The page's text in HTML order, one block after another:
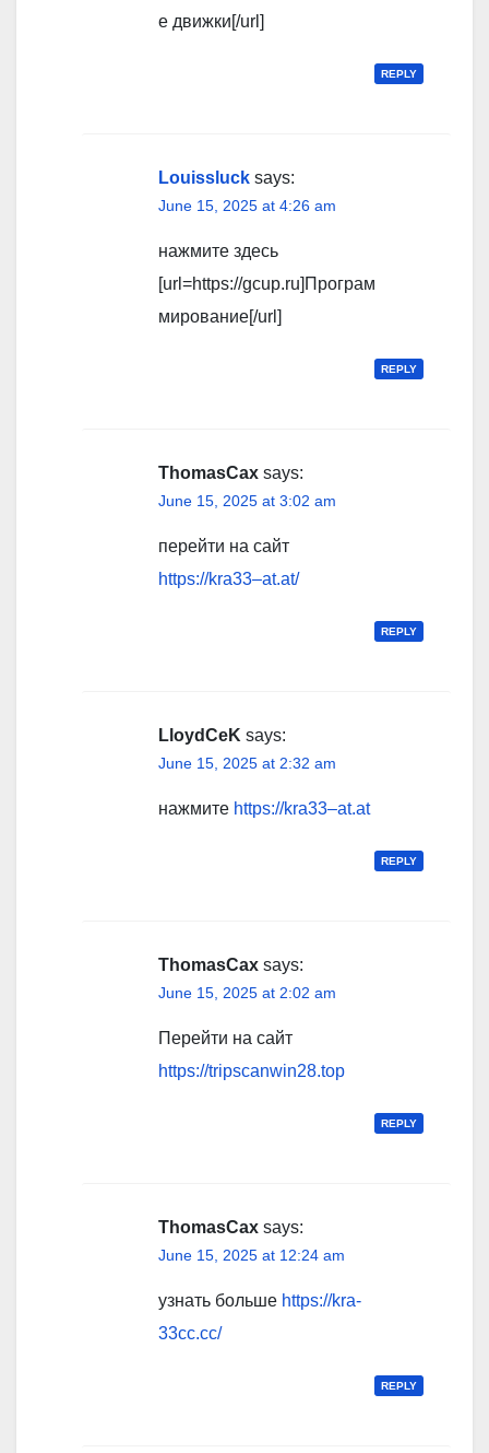
е движки[/url]
REPLY
Louissluck says:
June 15, 2025 at 4:26 am
нажмите здесь
[url=https://gcup.ru]Програм
мирование[/url]
REPLY
ThomasCax says:
June 15, 2025 at 3:02 am
перейти на сайт
https://kra33–at.at/
REPLY
LloydCeK says:
June 15, 2025 at 2:32 am
нажмите https://kra33–at.at
REPLY
ThomasCax says:
June 15, 2025 at 2:02 am
Перейти на сайт
https://tripscanwin28.top
REPLY
ThomasCax says:
June 15, 2025 at 12:24 am
узнать больше https://kra-
33cc.cc/
REPLY